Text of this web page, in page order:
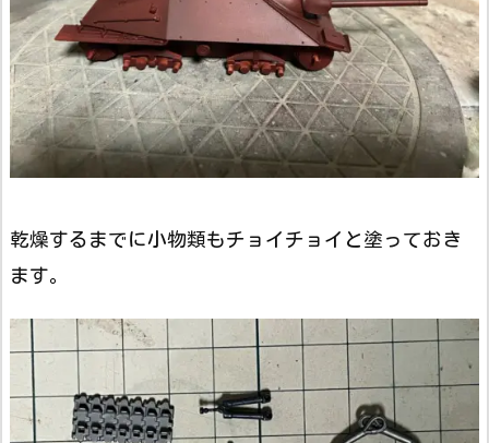
乾燥するまでに小物類もチョイチョイと塗っておき
ます。